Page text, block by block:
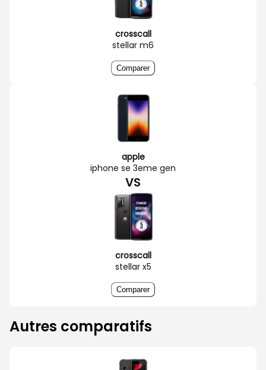
crosscall
stellar m6
Comparer
apple
iphone se 3eme gen
VS
crosscall
stellar x5
Comparer
Autres comparatifs